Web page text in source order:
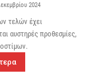
2024
τελών έχει
αυστηρές προθεσμίες,